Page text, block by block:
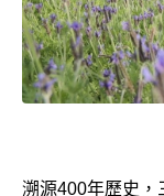
溯源400年歷史，